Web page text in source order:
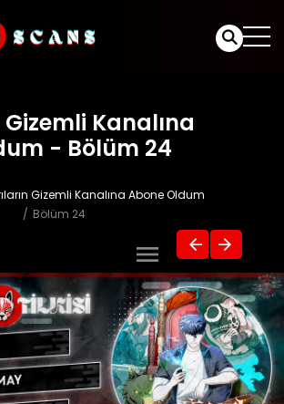
Gizemli Kanalına
- Bölüm 24
Gizemli Kanalına Abone Oldum
Bölüm 24